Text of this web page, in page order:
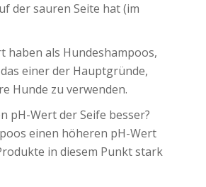
der sauren Seite hat (im
haben als Hundeshampoos,
einer der Hauptgründe,
Hunde zu verwenden.
pH-Wert der Seife besser?
einen höheren pH-Wert
in diesem Punkt stark